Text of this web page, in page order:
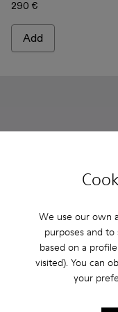
We use our own
purposes and
based on a
visited). You can
your
290 €
Add
VAMONOS -
VAMONOS -